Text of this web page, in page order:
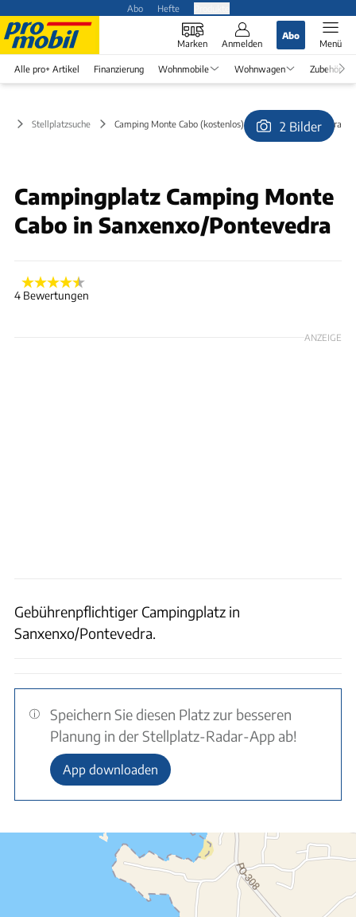
Abo Hefte
Marken Anmelden
Abo
Menü
Alle pro+ Artikel Finanzierung Wohnmobile Wohnwagen Zubehör
Stellplatzsuche Camping Monte Cabo (kostenlos) in Sanxenxo/Pontevedra
2 Bilder
Campingplatz Camping Monte
Cabo in Sanxenxo/Pontevedra
4 Bewertungen
ANZEIGE
Gebührenpflichtiger Campingplatz in
Sanxenxo/Pontevedra.
Speichern Sie diesen Platz zur besseren
Planung in der Stellplatz-Radar-App ab!
App downloaden